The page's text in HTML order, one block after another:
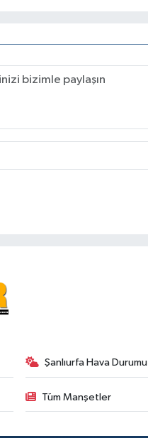
Şanlıurfa Hava Durumu
Tüm Manşetler